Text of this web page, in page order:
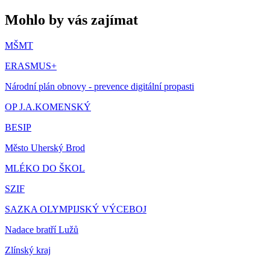
Mohlo by vás zajímat
MŠMT
ERASMUS+
Národní plán obnovy - prevence digitální propasti
OP J.A.KOMENSKÝ
BESIP
Město Uherský Brod
MLÉKO DO ŠKOL
SZIF
SAZKA OLYMPIJSKÝ VÝCEBOJ
Nadace bratří Lužů
Zlínský kraj